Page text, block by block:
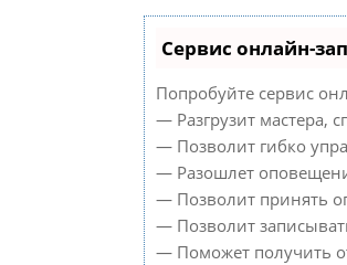
Сервис онлайн-
Попробуйте сервис
— Разгрузит мастера,
— Позволит гибко
— Разошлет
— Позволит принять
— Позволит
— Поможет получить